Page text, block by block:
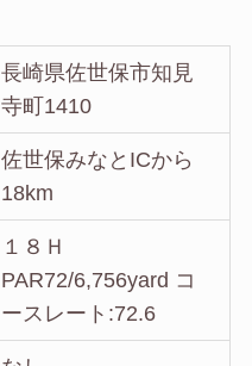
長崎県佐世保市知見
寺町1410
佐世保みなとICから
18km
１８Ｈ
PAR72/6,756yard コ
ースレート:72.6